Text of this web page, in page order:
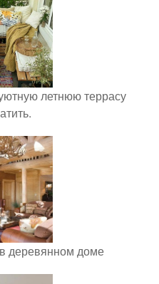
летнюю террасу
деревянном доме